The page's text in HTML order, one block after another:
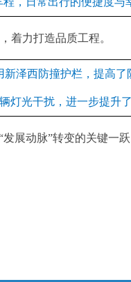
着力打造品质工程。
泽西防撞护栏，提高
光干扰，进一步提升
展动脉”转变的关键一